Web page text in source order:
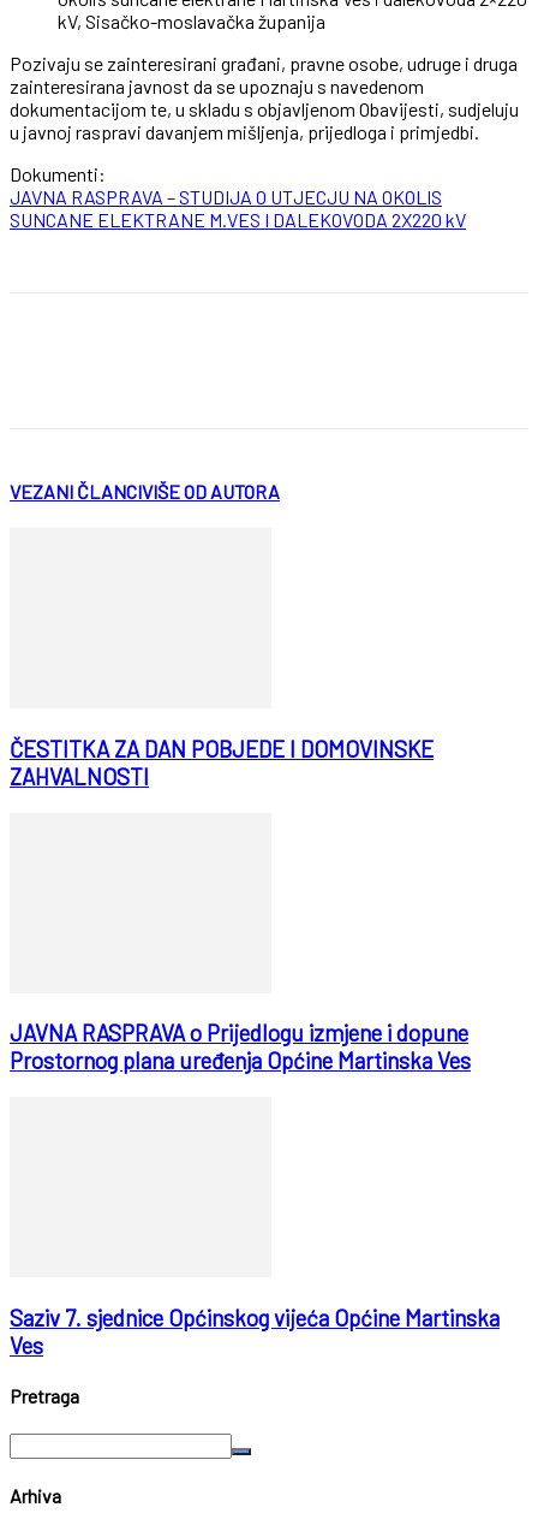
kV, Sisačko-moslavačka županija
Pozivaju se zainteresirani građani, pravne osobe, udruge i druga
zainteresirana javnost da se upoznaju s navedenom
dokumentacijom te, u skladu s objavljenom Obavijesti, sudjeluju
u javnoj raspravi davanjem mišljenja, prijedloga i primjedbi.
Dokumenti:
JAVNA RASPRAVA – STUDIJA O UTJECJU NA OKOLIS
SUNCANE ELEKTRANE M.VES I DALEKOVODA 2X220 kV
VEZANI ČLANCIVIŠE OD AUTORA
ČESTITKA ZA DAN POBJEDE I DOMOVINSKE
ZAHVALNOSTI
JAVNA RASPRAVA o Prijedlogu izmjene i dopune
Prostornog plana uređenja Općine Martinska Ves
Saziv 7. sjednice Općinskog vijeća Općine Martinska
Ves
Pretraga
Arhiva